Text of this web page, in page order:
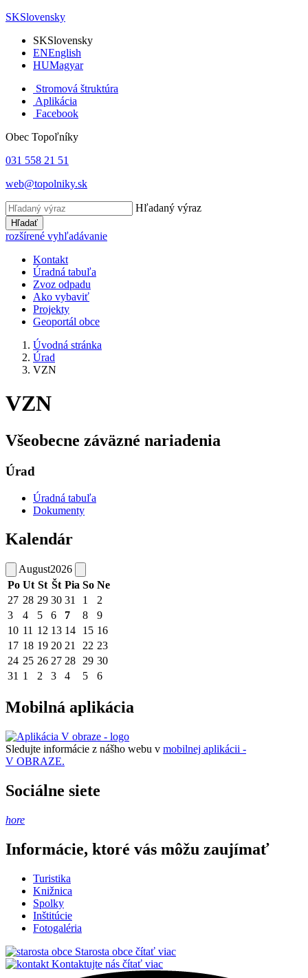
SKSlovensky
SKSlovensky
ENEnglish
HUMagyar
Stromová štruktúra
Aplikácia
Facebook
Obec Topoľníky
031 558 21 51
web@topolniky.sk
Hľadaný výraz
Hľadať
rozšírené vyhľadávanie
Kontakt
Úradná tabuľa
Zvoz odpadu
Ako vybaviť
Projekty
Geoportál obce
Úvodná stránka
Úrad
VZN
VZN
Všeobecne záväzné nariadenia
Úrad
Úradná tabuľa
Dokumenty
Kalendár
August2026
Po Ut St Št Pia So Ne
27 28 29 30 31 1
2
3
4 5 6 7 8
9
10 11 12 13 14 15 16
17 18 19 20 21 22 23
24 25 26 27 28 29 30
31 1 2 3 4 5 6
Mobilná aplikácia
Sledujte informácie z nášho webu v mobilnej aplikácii -
V OBRAZE.
Sociálne siete
hore
Informácie, ktoré vás môžu zaujímať
Turistika
Knižnica
Spolky
Inštitúcie
Fotogaléria
Starosta obce čítať viac
Kontaktujte nás čítať viac